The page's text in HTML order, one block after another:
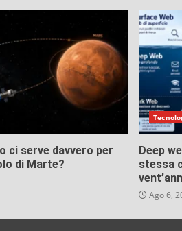
ci serve davvero per
di Marte?
Deep
stessa
Ago 6,